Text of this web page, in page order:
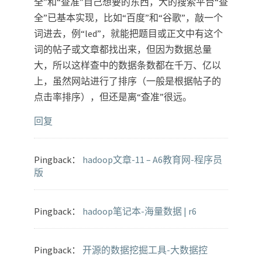
全”已基本实现，比如“百度”和“谷歌”，敲一个
词进去，例“led”，就能把题目或正文中有这个
词的帖子或文章都找出来，但因为数据总量
大，所以这样查中的数据条数都在千万、亿以
上，虽然网站进行了排序（一般是根据帖子的
点击率排序），但还是离“查准”很远。
回复
Pingback： hadoop文章-11 – A6教育网-程序员
版
Pingback： hadoop笔记本-海量数据 | r6
Pingback： 开源的数据挖掘工具-大数据控